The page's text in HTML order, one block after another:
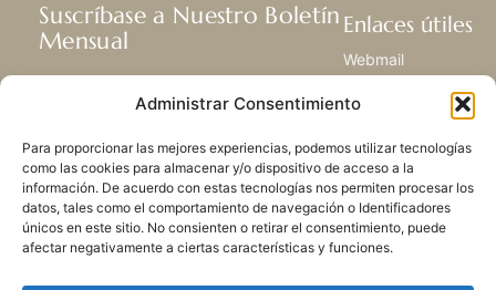
Administrar Consentimiento
Para proporcionar las mejores experiencias, podemos utilizar tecnologías
como las cookies para almacenar y/o dispositivo de acceso a la
información. De acuerdo con estas tecnologías nos permiten procesar los
datos, tales como el comportamiento de navegación o Identificadores
únicos en este sitio. No consienten o retirar el consentimiento, puede
afectar negativamente a ciertas características y funciones.
Suscríbase a Nuestro Boletín
Mensual
nuestra vida, la misión y ministerios de
SUSCRIBIRSE
Enlaces útiles
Webmail
Centro de Recursos
Mapa del sitio